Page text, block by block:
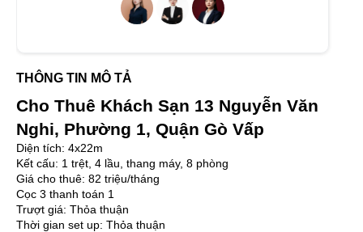
THÔNG TIN MÔ TẢ
Cho Thuê Khách Sạn 13 Nguyễn Văn
Nghi, Phường 1, Quận Gò Vấp
Diện tích: 4x22m
Kết cấu: 1 trệt, 4 lầu, thang máy, 8 phòng
Giá cho thuê: 82 triệu/tháng
Cọc 3 thanh toán 1
Trượt giá: Thỏa thuận
Thời gian set up: Thỏa thuận